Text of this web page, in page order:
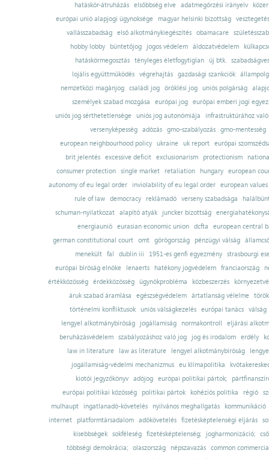
hatáskör-átruházás
elsőbbség elve adatmegőrzési irányelv
európai unió alapjogi ügynoksége
magyar helsinki bizottság
vesztegetés
vallásszabadság
első alkotmánykiegészítés obamacare
hobby lobby
büntetőjog jogos védelem áldozatvédelem
hatáskörmegosztás tényleges életfogytiglan új btk.
lojális együttműködés
végrehajtás gazdasági szankciók
nemzetközi magánjog
családi jog öröklési jog uniós polgárság
személyek szabad mozgása
európai jog európai emberi jogi
uniós jog sérthetetlensége uniós jog autonómiája
infrastruktúrához
versenyképesség adózás gmo-szabályozás gmo-mentesség
european neighbourhood policy
ukraine uk report
európai
brit jelentés excessive deficit exclusionarism protectionism
consumer protection
single market retaliation hungary
european
autonomy of eu legal order
inviolability of eu legal order
european values
rule of law
democracy reklámadó verseny szabadsága
schuman-nyilatkozat alapító atyák juncker bizottság
energiaunió eurasian economic union dcfta
european central
german constitutional court
omt görögország pénzügyi válság
menekült
fal dublin iii 1951-es genfi egyezmény
strasbourgi
európai bíróság elnöke
lenaerts hatékony jogvédelem franciaország
értékközösség
érdekközösség ügynökprobléma közbeszerzés
áruk szabad áramlása
egészségvédelem ártatlanság vélelme
történelmi konfliktusok uniós válságkezelés európai tanács válság
lengyel alkotmánybíróság
jogállamiság normakontroll
eljárási
beruházásvédelem
szabályozáshoz való jog jog és irodalom erdély
law in literature
law as literature lengyel alkotmánybíróság
jogállamiság-védelmi mechanizmus
eu klímapolitika
kiotói jegyzőkönyv adójog európai politikai pártok;
európai politikai közösség
politikai pártok kohéziós politika régió
mulhaupt
ingatlanadó-követelés nyilvános meghallgatás
kommunikáció
internet
platformtársadalom adókövetelés fizetésképtelenségi eljárás
kisebbségek sokféleség fizetésképtelenség; jogharmonizáció;
többségi demokrácia; olaszország népszavazás common